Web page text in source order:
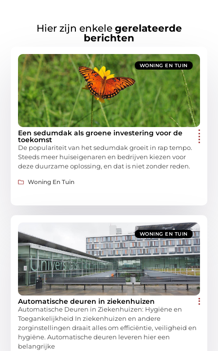
Hier zijn enkele gerelateerde
berichten
WONING EN TUIN
Een sedumdak als groene investering voor de
toekomst
De populariteit van het sedumdak groeit in rap tempo.
Steeds meer huiseigenaren en bedrijven kiezen voor
deze duurzame oplossing, en dat is niet zonder reden.
Woning En Tuin
WONING EN TUIN
Automatische deuren in ziekenhuizen
Automatische Deuren in Ziekenhuizen: Hygiëne en
Toegankelijkheid In ziekenhuizen en andere
zorginstellingen draait alles om efficiëntie, veiligheid en
hygiëne. Automatische deuren leveren hier een
belangrijke